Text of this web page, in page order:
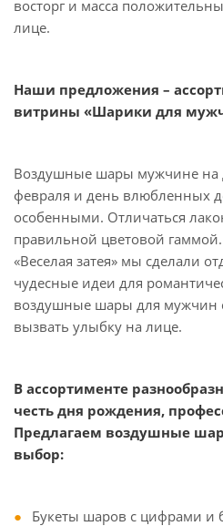
восторг и масса
лице.
Наши предложения –
витрины «Шарики для
Воздушные шары мужчине на
февраля и день влюбленных
особенными. Отличаться
правильной цветовой
«Веселая затея» мы сделали
чудесные идеи для
воздушные шары для мужчин
вызвать улыбку на лице.
В ассортименте
честь дня рождения,
Предлагаем воздушные
выбор:
Букеты шаров с цифрами и